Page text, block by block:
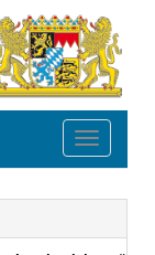
Toggle